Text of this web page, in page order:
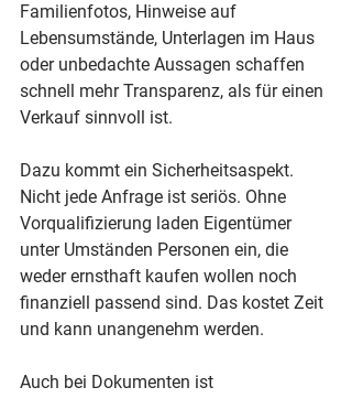
Familienfotos, Hinweise auf
Lebensumstände, Unterlagen im Haus
oder unbedachte Aussagen schaffen
schnell mehr Transparenz, als für einen
Verkauf sinnvoll ist.
Dazu kommt ein Sicherheitsaspekt.
Nicht jede Anfrage ist seriös. Ohne
Vorqualifizierung laden Eigentümer
unter Umständen Personen ein, die
weder ernsthaft kaufen wollen noch
finanziell passend sind. Das kostet Zeit
und kann unangenehm werden.
Auch bei Dokumenten ist